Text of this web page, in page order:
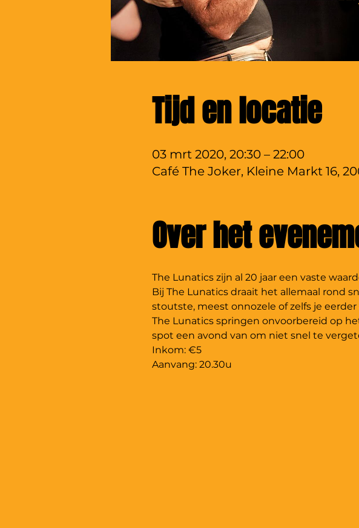
Tijd en locatie
03 mrt 2020, 20:30 – 22:00
Café The Joker, Kleine Markt 16,
Over het
Bij The Lunatics draait het allemaal rond
The Lunatics springen onvoorbereid op
Inkom: €5
Aanvang: 20.30u